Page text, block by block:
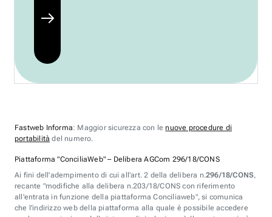
Fastweb Informa: Maggior sicurezza con lenuove procedure di
portabilità del numero.
Piattaforma "ConciliaWeb" – Delibera AGCom 296/18/CONS
Ai fini dell'adempimento di cui all'art. 2 della delibera n.296/18/CONS,
recante "modifiche alla delibera n.203/18/CONS con riferimento
all'entrata in funzione della piattaforma Conciliaweb", si comunica
che l'indirizzo web della piattaforma alla quale è possibile accedere